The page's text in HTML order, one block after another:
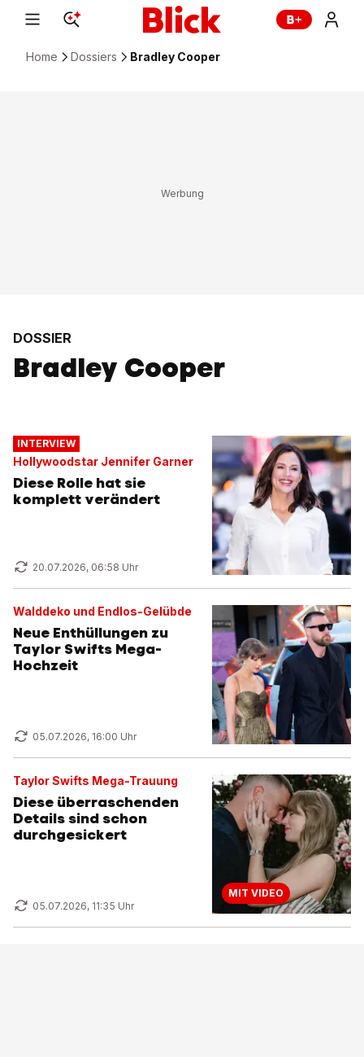
Home Dossiers Bradley Cooper
DOSSIER
Bradley Cooper
INTERVIEW
Hollywoodstar Jennifer Garner
Diese Rolle hat sie
komplett verändert
20.07.2026, 06:58 Uhr
Walddeko und Endlos-Gelübde
Neue Enthüllungen zu
Taylor Swifts Mega-
Hochzeit
05.07.2026, 16:00 Uhr
Taylor Swifts Mega-Trauung
Diese überraschenden
Details sind schon
durchgesickert
05.07.2026, 11:35 Uhr
MIT VIDEO